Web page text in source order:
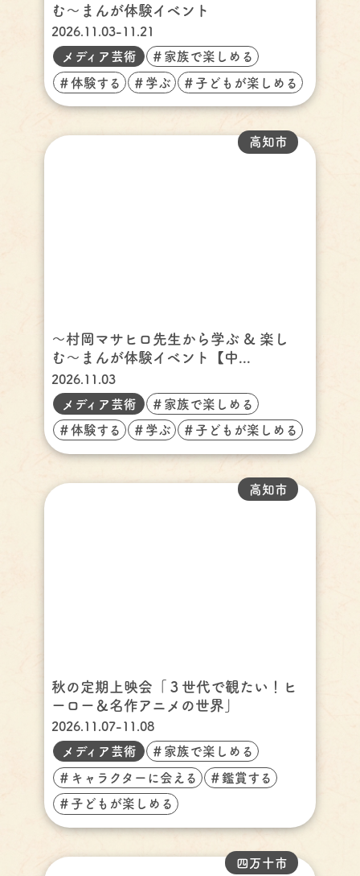
む〜まんが体験イベント
2026.11.03-11.21
メディア芸術
＃家族で楽しめる
＃体験する ＃学ぶ ＃子どもが楽しめる
〜村岡マサヒロ先生から学ぶ & 楽し
む〜まんが体験イベント【中...
高知市
2026.11.03
メディア芸術
＃家族で楽しめる
＃体験する ＃学ぶ ＃子どもが楽しめる
秋の定期上映会「３世代で観たい！ヒ
ーロー＆名作アニメの世界」
高知市
2026.11.07-11.08
メディア芸術
＃家族で楽しめる
＃キャラクターに会える ＃鑑賞する
＃子どもが楽しめる
四万十市